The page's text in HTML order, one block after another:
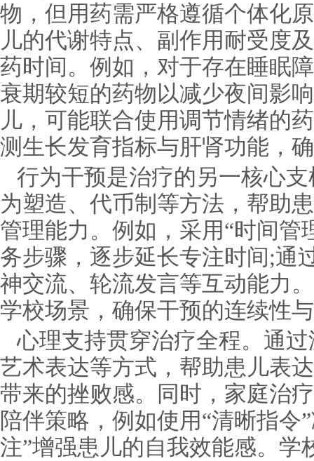
物，但用药需严格遵循个体化
儿的代谢特点、副作用耐受度
药时间。例如，对于存在睡眠
衰期较短的药物以减少夜间影
儿，可能联合使用调节情绪的
测生长发育指标与肝肾功能，
行为干预是治疗的另一核心
为塑造、代币制等方法，帮助
管理能力。例如，采用“时间管
务步骤，逐步延长专注时间;通
神交流、轮流发言等互动能力
学校场景，确保干预的连续性
心理支持贯穿治疗全程。通
艺术表达等方式，帮助患儿表
带来的挫败感。同时，家庭治
陪伴策略，例如使用“清晰指令
注”增强患儿的自我效能感。学